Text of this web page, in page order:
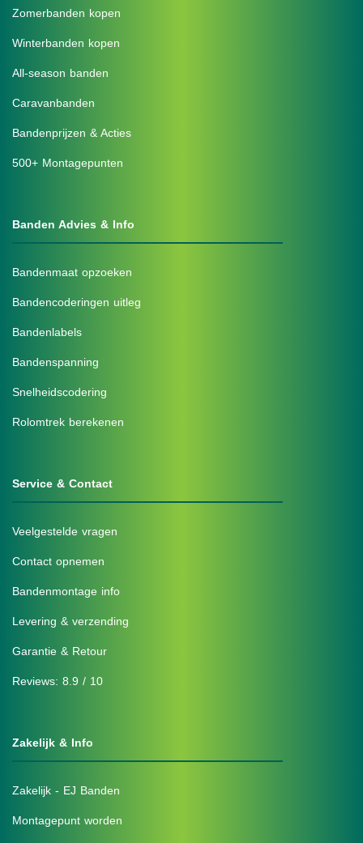
Zomerbanden kopen
Winterbanden kopen
All-season banden
Caravanbanden
Bandenprijzen & Acties
500+ Montagepunten
Banden Advies & Info
Bandenmaat opzoeken
Bandencoderingen uitleg
Bandenlabels
Bandenspanning
Snelheidscodering
Rolomtrek berekenen
Service & Contact
Veelgestelde vragen
Contact opnemen
Bandenmontage info
Levering & verzending
Garantie & Retour
Reviews: 8.9 / 10
Zakelijk & Info
Zakelijk - EJ Banden
Montagepunt worden